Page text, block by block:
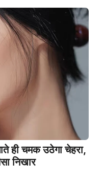
ही चमक उठेगा चेहरा,
निखार